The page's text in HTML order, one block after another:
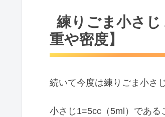
練りごま小さ
重や密度】
続いて今度は練りごま小さ
小さじ1=5cc（5ml）であ